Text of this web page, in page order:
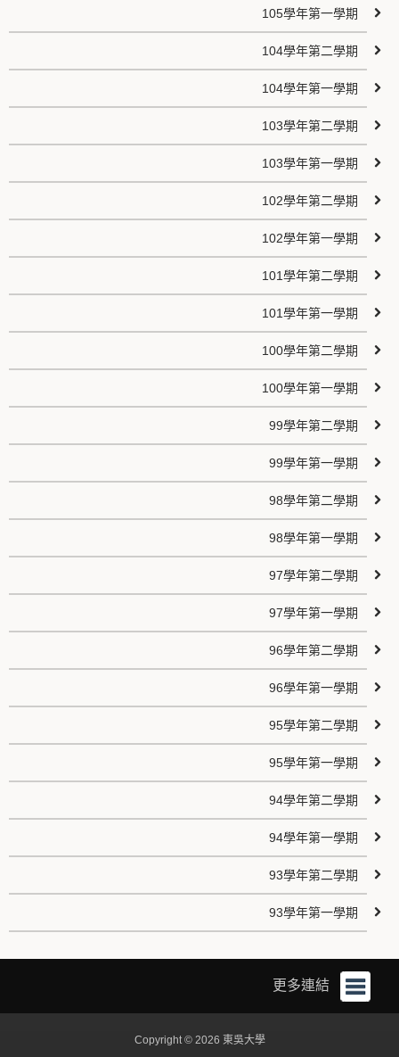
105學年第一學期
104學年第二學期
104學年第一學期
103學年第二學期
103學年第一學期
102學年第二學期
102學年第一學期
101學年第二學期
101學年第一學期
100學年第二學期
100學年第一學期
99學年第二學期
99學年第一學期
98學年第二學期
98學年第一學期
97學年第二學期
97學年第一學期
96學年第二學期
96學年第一學期
95學年第二學期
95學年第一學期
94學年第二學期
94學年第一學期
93學年第二學期
93學年第一學期
更多連結
Copyright © 2026 東吳大學